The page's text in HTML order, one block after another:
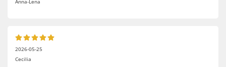
Anna-Lena
2026-05-25
Cecilia